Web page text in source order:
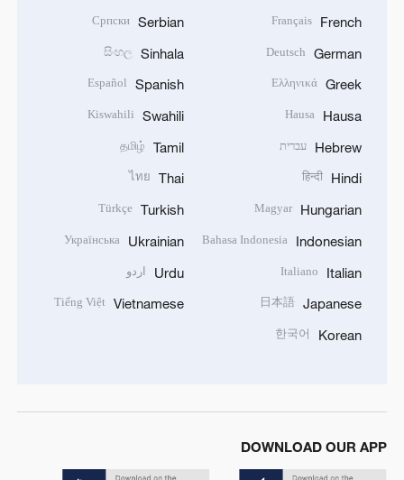
French
Français
German
Deutsch
Greek
Ελληνικά
Hausa
Hausa
Hebrew עברית
Hindi
हिन्दी
Hungarian
Magyar
Indonesian
Bahasa Indonesia
Italian
Italiano
Japanese
日本語
Korean
한국어
Serbian
Српски
Sinhala
සිංහල
Spanish
Español
Swahili
Kiswahili
Tamil
தமிழ்
Thai
ไทย
Turkish
Türkçe
Ukrainian
Українська
Urdu اردو
Vietnamese
Tiếng Việt
DOWNLOAD OUR APP